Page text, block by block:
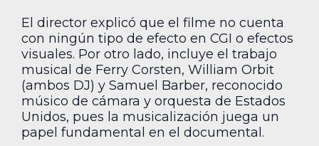
El director explicó que el filme no cuenta
con ningún tipo de efecto en CGI o efectos
visuales. Por otro lado, incluye el trabajo
musical de Ferry Corsten, William Orbit
(ambos DJ) y Samuel Barber, reconocido
músico de cámara y orquesta de Estados
Unidos, pues la musicalización juega un
papel fundamental en el documental.